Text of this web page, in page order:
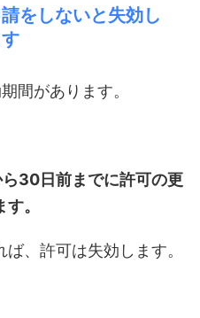
をしないと失効し
間があります。
30日前までに許可の更
。
、許可は失効します。